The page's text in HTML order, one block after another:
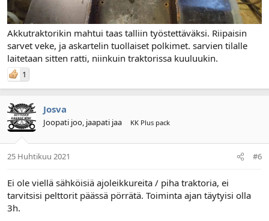
Akkutraktorikin mahtui taas talliin työstettäväksi. Riipaisin
sarvet veke, ja askartelin tuollaiset polkimet. sarvien tilalle
laitetaan sitten ratti, niinkuin traktorissa kuuluukin.
1
Josva
Joopati joo, jaapati jaa KK Plus pack
25 Huhtikuu 2021 #6
Ei ole viellä sähköisiä ajoleikkureita / piha traktoria, ei
tarvitsisi pelttorit päässä pörrätä. Toiminta ajan täytyisi olla
3h.